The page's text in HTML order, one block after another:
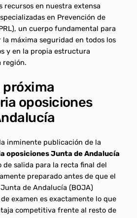
recursos en nuestra extensa
en Prevención de
un cuerpo fundamental para
máxima seguridad en todos los
y en la propia estructura
región.
próxima
oposiciones
inminente publicación de la
oposiciones Junta de Andalucía
de salida para la recta final del
preparado antes de que el
de Andalucía (BOJA)
examen es exactamente lo que
competitiva frente al resto de